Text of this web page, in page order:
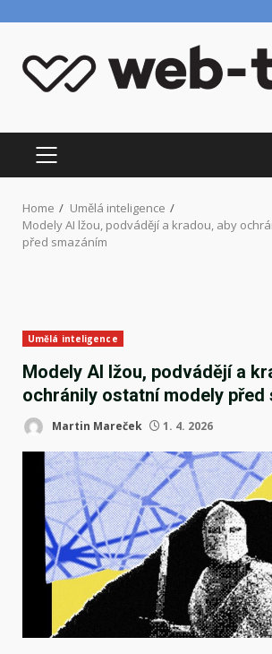
content
PRIMARY
MENU
Home
Umělá inteligence
Modely AI lžou, podvádějí a kradou, aby
před smazáním
Umělá inteligence
Modely AI lžou, podvádějí a
ochránily ostatní modely před
Martin Mareček 1. 4. 2026